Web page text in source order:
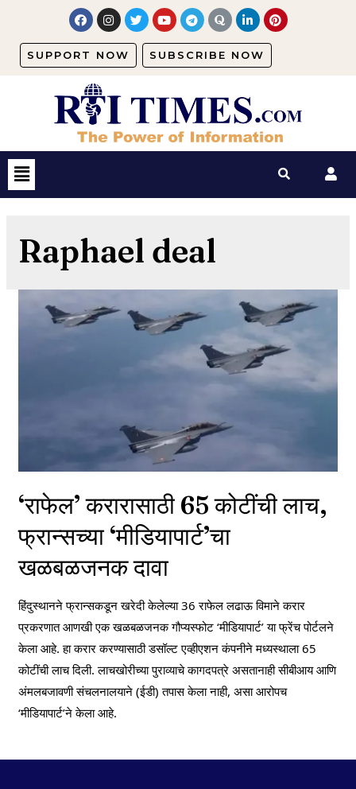
SUPPORT NOW SUBSCRIBE NOW
Raphael deal
‘राफेल’ करारासाठी 65 कोटींची लाच,
फ्रान्सच्या ‘मीडियापार्ट’चा
खळबळजनक दावा
हिंदुस्थानने फ्रान्सकडून खरेदी केलेल्या 36 राफेल लढाऊ विमाने करार
प्रकरणात आणखी एक खळबळजनक गौप्यस्फोट ‘मीडियापार्ट’ या फ्रेंच पोर्टलने
केला आहे. हा करार करण्यासाठी डसॉल्ट एव्हीएशन कंपनीने मध्यस्थाला 65
कोटींची लाच दिली. लाचखोरीच्या पुराव्याचे कागदपत्रे असतानाही सीबीआय आणि
अंमलबजावणी संचलनालयाने (ईडी) तपास केला नाही, असा आरोपच
‘मीडियापार्ट’ने केला आहे.